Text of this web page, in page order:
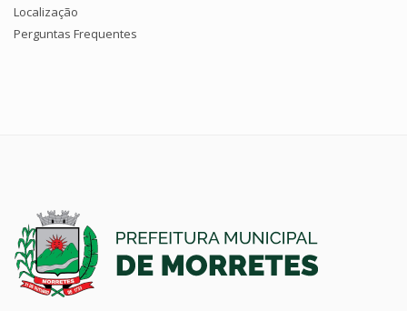
Localização
Perguntas Frequentes